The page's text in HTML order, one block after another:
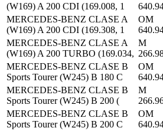
(W169) A 200 CDI (169.008, 1
MERCEDES-BENZ CLASE A
(W169) A 200 CDI (169.308, 1
OM
MERCEDES-BENZ CLASE A
(W169) A 200 TURBO (169.034,
M
MERCEDES-BENZ CLASE B
Sports Tourer (W245) B 180 C
OM
MERCEDES-BENZ CLASE B
Sports Tourer (W245) B 200 (
M
MERCEDES-BENZ CLASE B
Sports Tourer (W245) B 200 C
OM